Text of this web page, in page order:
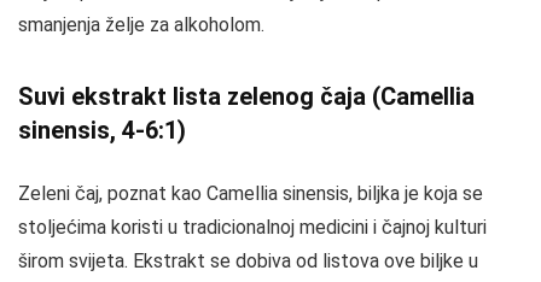
smanjenja želje za alkoholom.
Suvi ekstrakt lista zelenog čaja (Camellia
sinensis, 4-6:1)
Zeleni čaj, poznat kao Camellia sinensis, biljka je koja se
stoljećima koristi u tradicionalnoj medicini i čajnoj kulturi
širom svijeta. Ekstrakt se dobiva od listova ove biljke u